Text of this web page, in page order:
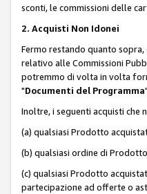
sconti, le commissioni delle
2. Acquisti Non Idonei
Fermo restando quanto
relativo alle Commissioni
potremmo di volta in volta
"Documenti del Programma
Inoltre, i seguenti acquisti che
(a) qualsiasi Prodotto
(b) qualsiasi ordine di
(c) qualsiasi Prodotto
partecipazione ad offerte o